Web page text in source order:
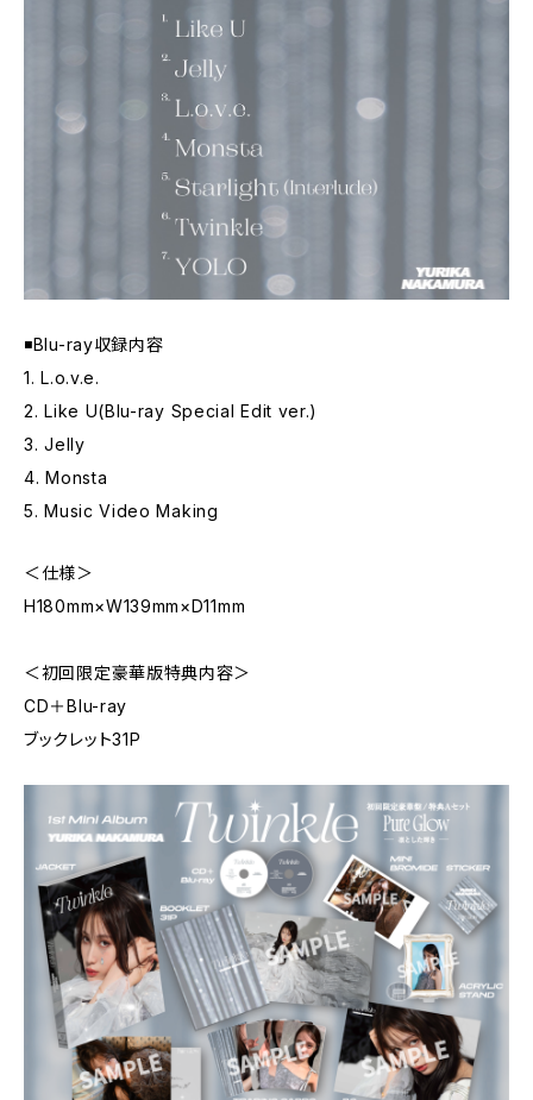
◾️Blu-ray収録内容
1. L.o.v.e.
2. Like U(Blu-ray Special Edit ver.)
3. Jelly
4. Monsta
5. Music Video Making
＜仕様＞
H180mm×W139mm×D11mm
＜初回限定豪華版特典内容＞
CD＋Blu-ray
ブックレット31P